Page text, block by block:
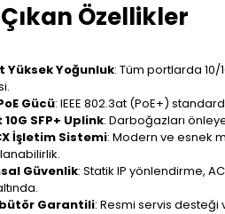
Özellikler
Yüksek Yoğunluk: Tüm portlarda 10/
Gücü: IEEE 802.3at (PoE+)
SFP+ Uplink: Darboğazları
İşletim Sistemi: Modern ve esnek
Güvenlik: Statik IP yönlendirme,
Garantili: Resmi servis desteği